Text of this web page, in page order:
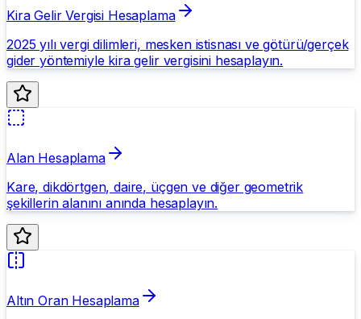
Kira Gelir Vergisi Hesaplama
2025 yılı vergi dilimleri, mesken istisnası ve götürü/gerçek
gider yöntemiyle kira gelir vergisini hesaplayın.
Alan Hesaplama
Kare, dikdörtgen, daire, üçgen ve diğer geometrik
şekillerin alanını anında hesaplayın.
Altın Oran Hesaplama